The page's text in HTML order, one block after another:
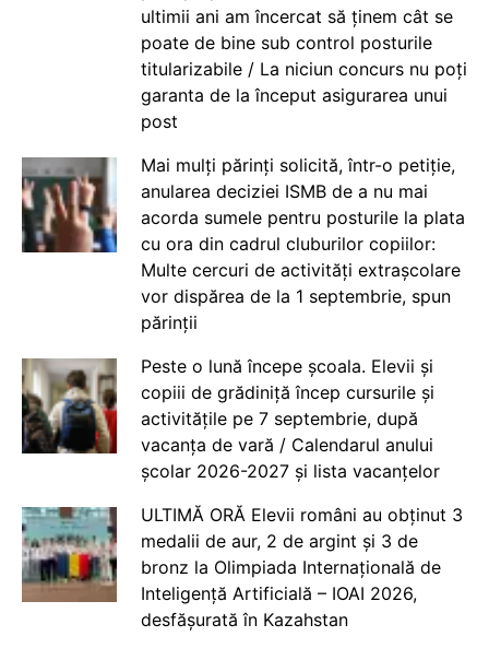
ultimii ani am încercat să ținem cât se
poate de bine sub control posturile
titularizabile / La niciun concurs nu poți
garanta de la început asigurarea unui
post
Mai mulți părinți solicită, într-o petiție,
anularea deciziei ISMB de a nu mai
acorda sumele pentru posturile la plata
cu ora din cadrul cluburilor copiilor:
Multe cercuri de activități extrașcolare
vor dispărea de la 1 septembrie, spun
părinții
Peste o lună începe școala. Elevii și
copiii de grădiniță încep cursurile și
activitățile pe 7 septembrie, după
vacanța de vară / Calendarul anului
școlar 2026-2027 și lista vacanțelor
ULTIMĂ ORĂ Elevii români au obținut 3
medalii de aur, 2 de argint și 3 de
bronz la Olimpiada Internațională de
Inteligență Artificială – IOAI 2026,
desfășurată în Kazahstan